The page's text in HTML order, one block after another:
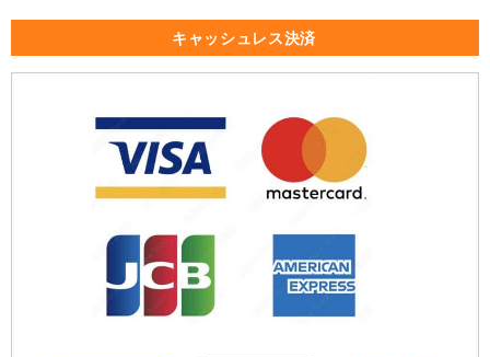
キャッシュレス決済